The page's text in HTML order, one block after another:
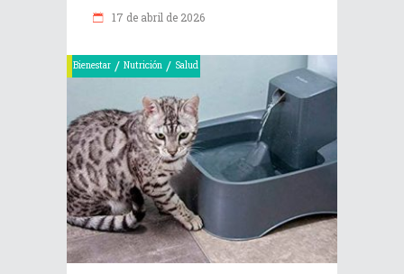
17 de abril de 2026
Bienestar / Nutrición / Salud